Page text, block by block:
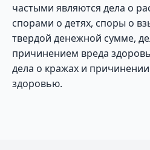
частыми являются дела о
спорами о детях, споры о
твердой денежной сумме,
причинением вреда
дела о кражах и
здоровью.